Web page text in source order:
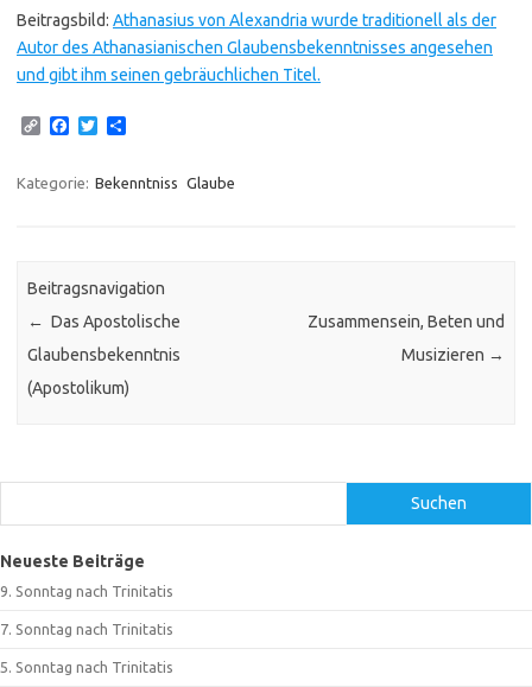
Beitragsbild: Athanasius von Alexandria wurde traditionell als der
Autor des Athanasianischen Glaubensbekenntnisses angesehen
und gibt ihm seinen gebräuchlichen Titel.
C
y
e
T
t
l
Kategorie: Bekenntniss Glaube
Beitragsnavigation
← Das Apostolische
Glaubensbekenntnis
(Apostolikum)
Zusammensein, Beten und
Musizieren →
Suchen
Neueste Beiträge
9. Sonntag nach Trinitatis
7. Sonntag nach Trinitatis
5. Sonntag nach Trinitatis